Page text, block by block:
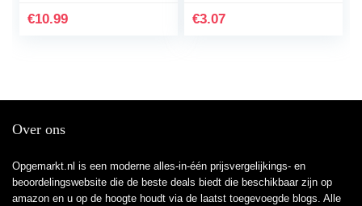
TRRS 4-polig, Externe
€10.99 €3.07
Over ons
Opgemarkt.nl is een moderne alles-in-één prijsvergelijkings- en
beoordelingswebsite die de beste deals biedt die beschikbaar zijn op
amazon en u op de hoogte houdt via de laatst toegevoegde blogs. Alle